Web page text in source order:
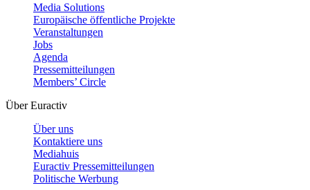
Media Solutions
Europäische öffentliche Projekte
Veranstaltungen
Jobs
Agenda
Pressemitteilungen
Members’ Circle
Über Euractiv
Über uns
Kontaktiere uns
Mediahuis
Euractiv Pressemitteilungen
Politische Werbung